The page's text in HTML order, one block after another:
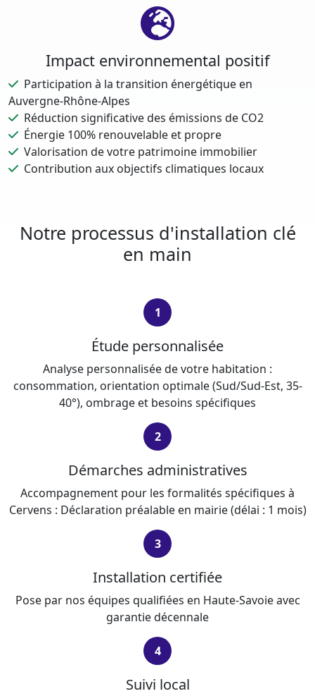
Impact environnemental positif
Participation à la transition énergétique en
Auvergne-Rhône-Alpes
Réduction significative des émissions de CO2
Énergie 100% renouvelable et propre
Valorisation de votre patrimoine immobilier
Contribution aux objectifs climatiques locaux
Notre processus d'installation clé
en main
1
Étude personnalisée
Analyse personnalisée de votre habitation :
consommation, orientation optimale (Sud/Sud-Est, 35-
40°), ombrage et besoins spécifiques
2
Démarches administratives
Accompagnement pour les formalités spécifiques à
Cervens : Déclaration préalable en mairie (délai : 1 mois)
3
Installation certifiée
Pose par nos équipes qualifiées en Haute-Savoie avec
garantie décennale
4
Suivi local